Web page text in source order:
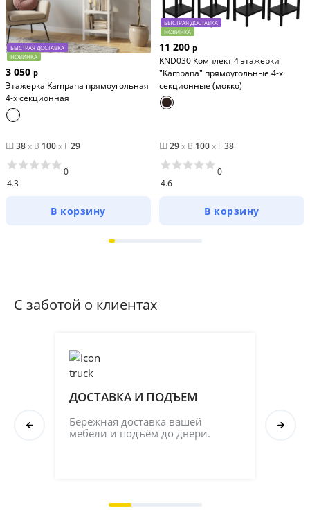
БЫСТРАЯ ДОСТАВКА
НОВИНКА
3 050 р
Этажерка Kampana прямоугольная
4-х секционная
Ш 38x В 100x Г29
4.3
0
В корзину
БЫСТРАЯ ДОСТАВКА
НОВИНКА
11 200 р
KND030 Комплект 4 этажерки
"Kampana" прямоугольные 4-х
секционные (мокко)
Ш 29x В 100x Г38
4.6
0
В корзину
С заботой о клиентах
ДОСТАВКА И ПОДЪЕМ
Бережная доставка вашей
мебели и подъём до двери.